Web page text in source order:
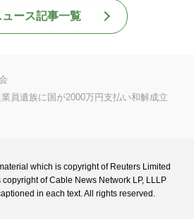
ュース記事一覧
員遺族に国が2000万円支払い和解成立
which is copyright of Reuters Limited
of Cable News Network LP, LLLP
in each text. All rights reserved.